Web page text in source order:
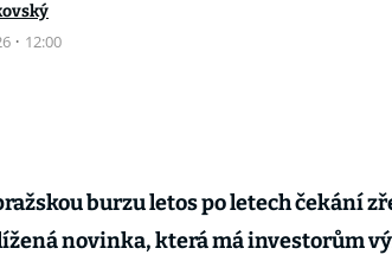
· 12:00
burzu letos po letech čekání
novinka, která má investorům